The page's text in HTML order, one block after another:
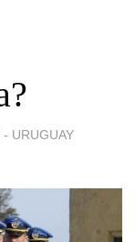
- URUGUAY